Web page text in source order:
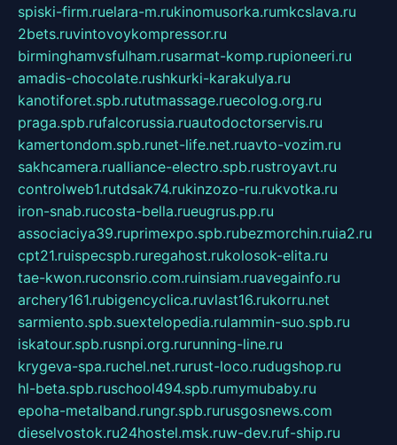
spiski-firm.ruelara-m.rukinomusorka.rumkcslava.ru
2bets.ruvintovoykompressor.ru
birminghamvsfulham.rusarmat-komp.rupioneeri.ru
amadis-chocolate.rushkurki-karakulya.ru
kanotiforet.spb.rututmassage.ruecolog.org.ru
praga.spb.rufalcorussia.ruautodoctorservis.ru
kamertondom.spb.runet-life.net.ruavto-vozim.ru
sakhcamera.rualliance-electro.spb.rustroyavt.ru
controlweb1.rutdsak74.rukinzozo-ru.rukvotka.ru
iron-snab.rucosta-bella.rueugrus.pp.ru
associaciya39.ruprimexpo.spb.rubezmorchin.ruia2.ru
cpt21.ruispecspb.ruregahost.rukolosok-elita.ru
tae-kwon.ruconsrio.com.ruinsiam.ruavegainfo.ru
archery161.rubigencyclica.ruvlast16.rukorru.net
sarmiento.spb.suextelopedia.rulammin-suo.spb.ru
iskatour.spb.rusnpi.org.rurunning-line.ru
krygeva-spa.ruchel.net.rurust-loco.rudugshop.ru
hl-beta.spb.ruschool494.spb.rumymubaby.ru
epoha-metalband.rungr.spb.rurusgosnews.com
dieselvostok.ru24hostel.msk.ruw-dev.ruf-ship.ru